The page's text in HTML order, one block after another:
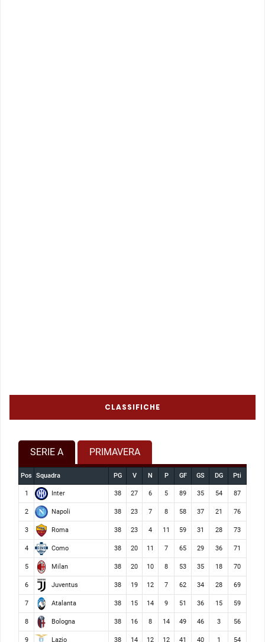
CLASSIFICHE
SERIE A PRIMAVERA
Pos Squadra PG V N P GF GS DG Pti
1 Inter 38 27 6 5 89 35 54 87
2 Napoli 38 23 7 8 58 37 21 76
3 Roma 38 23 4 11 59 31 28 73
4 Como 38 20 11 7 65 29 36 71
5 Milan 38 20 10 8 53 35 18 70
6 Juventus 38 19 12 7 62 34 28 69
7 Atalanta 38 15 14 9 51 36 15 59
8 Bologna 38 16 8 14 49 46 3 56
9 Lazio 38 14 12 12 41 40 1 54